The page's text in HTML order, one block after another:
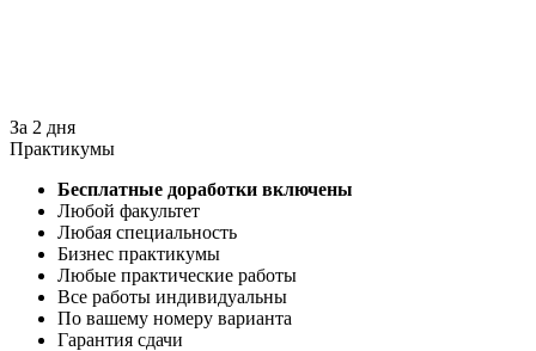
За 2 дня
Практикумы
Бесплатные доработки включены
Любой факультет
Любая специальность
Бизнес практикумы
Любые практические работы
Все работы индивидуальны
По вашему номеру варианта
Гарантия сдачи